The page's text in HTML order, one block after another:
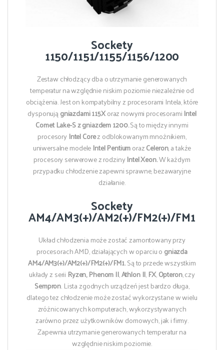
Sockety
1150/1151/1155/1156/1200
Zestaw chłodzący dba o utrzymanie generowanych
temperatur na względnie niskim poziomie niezależnie od
obciążenia. Jest on kompatybilny z procesorami Intela, które
dysponują gniazdami 115Xoraz nowymi procesorami Intel
Comet Lake-S z gniazdem 1200.Są to między innymi
procesory Intel Corez odblokowanym mnożnikiem,
uniwersalne modele Intel PentiumorazCeleron, a także
procesory serwerowe z rodzinyIntel Xeon.W każdym
przypadku chłodzenie zapewni sprawne, bezawaryjne
działanie.
Sockety
AM4/AM3(+)/AM2(+)/FM2(+)/FM1
Układ chłodzenia może zostać zamontowany przy
procesorach AMD, działających w oparciu o gniazda
AM4/AM3(+)/AM2(+)/FM2(+)/FM1.Są to przede wszystkim
układy z serii Ryzen, Phenom II,Athlon II, FX,Opteron, czy
Sempron. Lista zgodnych urządzeń jest bardzo długa,
dlatego tez chłodzenie może zostać wykorzystane w wielu
zróżnicowanych komputerach, wykorzystywanych
zarówno przez użytkowników domowych, jak i firmy.
Zapewnia utrzymanie generowanych temperatur na
względnie niskim poziomie.